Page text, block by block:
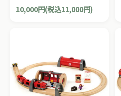
ル＆ロードシリーズの採石セ
10,000円(税込11,000円)